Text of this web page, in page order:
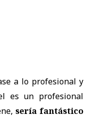
a lo profesional y
es un profesional
sería fantástico